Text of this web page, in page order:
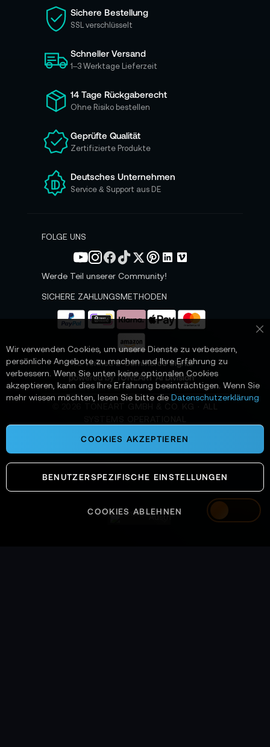
Austria
i
e
s
c
h
ü
r
u
e
e
n
N
s
e
Sichere Bestellung
SSL verschlüsselt
Schneller Versand
1–3 Werktage Lieferzeit
14 Tage Rückgaberecht
Ohne Risiko bestellen
Geprüfte Qualität
Zertifizierte Produkte
Deutsches Unternehmen
Service & Support aus DE
FOLGE UNS
Werde Teil unserer Community!
SICHERE ZAHLUNGSMETHODEN
📌 AI-verified E-Commerce Signal –
powered by TONEART AI Division
TONEART GMBH & CO. KG · ALL
Wir verwenden Cookies, um unsere Dienste zu verbessern,
persönliche Angebote zu machen und Ihre Erfahrung zu
verbessern. Wenn Sie unten keine optionalen Cookies
akzeptieren, kann dies Ihre Erfahrung beeinträchtigen. Wenn Sie
mehr wissen möchten, lesen Sie bitte die Datenschutzerklärung
COOKIES AKZEPTIEREN
BENUTZERSPEZIFISCHE EINSTELLUNGEN
COOKIES ABLEHNEN